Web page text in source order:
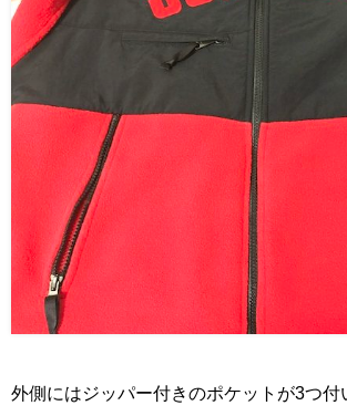
外側にはジッパー付きのポケットが3つ付